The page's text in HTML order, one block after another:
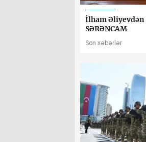
İlham Əliyevdən
SƏRƏNCAM
Son xəbərlər